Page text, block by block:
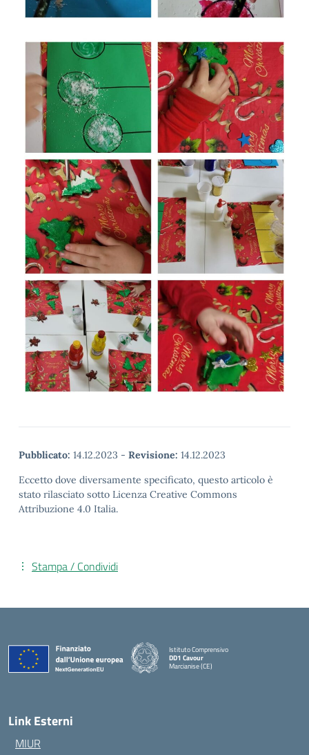
Pubblicato: 14.12.2023 - Revisione: 14.12.2023
Eccetto dove diversamente specificato, questo articolo è
stato rilasciato sotto Licenza Creative Commons
Attribuzione 4.0 Italia.
Stampa / Condividi
Istituto Comprensivo
DD1 Cavour
Marcianise (CE)
Link Esterni
MIUR